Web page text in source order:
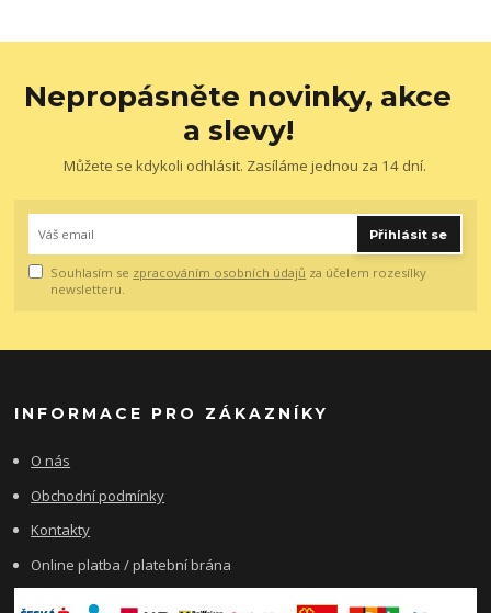
Nepropásněte novinky, akce
a slevy!
Můžete se kdykoli odhlásit. Zasíláme jednou za 14 dní.
Přihlásit se
Souhlasím se zpracováním osobních údajů za účelem rozesílky
newsletteru.
INFORMACE PRO ZÁKAZNÍKY
O nás
Obchodní podmínky
Kontakty
Online platba / platební brána